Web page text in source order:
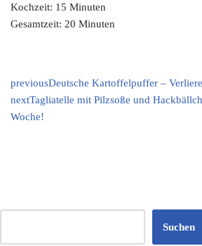
Kochzeit: 15 Minuten
Gesamtzeit: 20 Minuten
previousDeutsche Kartoffelpuffer –
nextTagliatelle mit Pilzsoße und
Woche!
Suchen